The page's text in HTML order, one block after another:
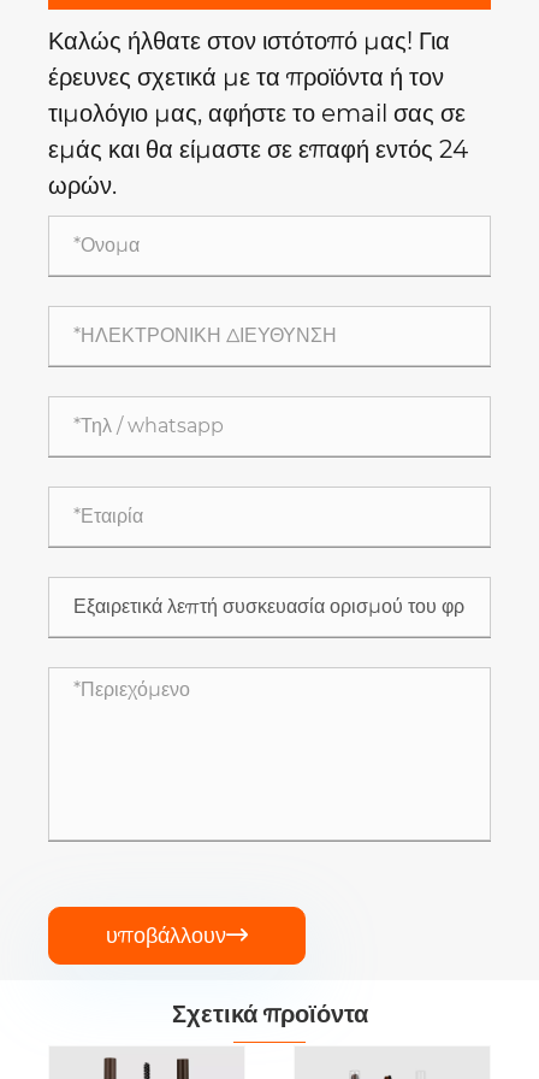
Καλώς ήλθατε στον ιστότοπό μας! Για
έρευνες σχετικά με τα προϊόντα ή τον
τιμολόγιο μας, αφήστε το email σας σε
εμάς και θα είμαστε σε επαφή εντός 24
ωρών.
υποβάλλουν
Σχετικά προϊόντα